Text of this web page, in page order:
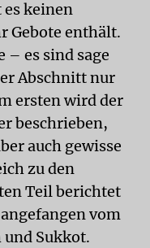
es keinen
Gebote enthält.
– es sind sage
Abschnitt nur
ersten wird der
beschrieben,
auch gewisse
zu den
Teil berichtet
vom
und Sukkot.